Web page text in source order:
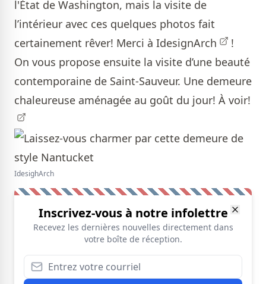
l'État de Washington, mais la visite de
l’intérieur avec ces quelques photos fait
certainement rêver! Merci à IdesignArch
!
On vous propose ensuite la visite d’une beauté
contemporaine de Saint-Sauveur. Une demeure
chaleureuse aménagée au goût du jour! À voir!
IdesighArch
Inscrivez-vous à notre infolettre
Recevez les dernières nouvelles directement dans
votre boîte de réception.